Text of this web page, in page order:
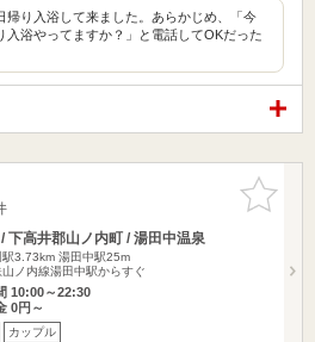
帰り入浴して来ました。あらかじめ、「今
入浴やってますか？」と電話してOKだった
お気に入
りに追加
下高井郡山ノ内町 / 湯田中温泉
駅3.73km 湯田中駅25m
ノ内線湯田中駅からすぐ
10:00～22:30
0円～
カップル